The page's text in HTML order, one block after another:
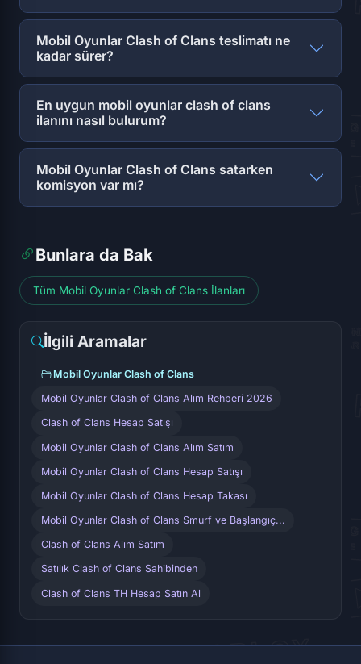
Mobil Oyunlar Clash of Clans teslimatı ne
kadar sürer?
En uygun mobil oyunlar clash of clans
ilanını nasıl bulurum?
Mobil Oyunlar Clash of Clans satarken
komisyon var mı?
Bunlara da Bak
Tüm Mobil Oyunlar Clash of Clans İlanları
İlgili Aramalar
Mobil Oyunlar Clash of Clans
Mobil Oyunlar Clash of Clans Alım Rehberi 2026
Clash of Clans Hesap Satışı
Mobil Oyunlar Clash of Clans Alım Satım
Mobil Oyunlar Clash of Clans Hesap Satışı
Mobil Oyunlar Clash of Clans Hesap Takası
Mobil Oyunlar Clash of Clans Smurf ve Başlangıç...
Clash of Clans Alım Satım
Satılık Clash of Clans Sahibinden
Clash of Clans TH Hesap Satın Al